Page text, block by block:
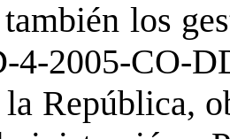
también los
4-2005-CO-
República,